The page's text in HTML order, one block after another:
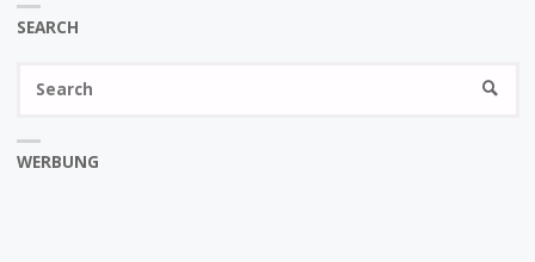
SEARCH
WERBUNG